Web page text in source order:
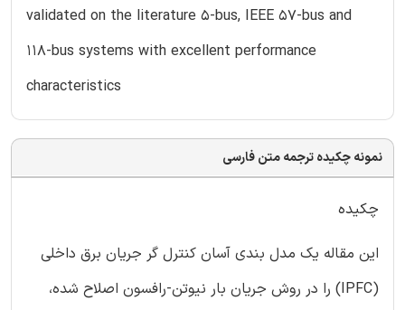
validated on the literature 5-bus, IEEE 57-bus and
118-bus systems with excellent performance
characteristics
نمونه چکیده ترجمه متن فارسی
چکیده
این مقاله یک مدل بندی آسان کنترل گر جریان برق داخلی
(IPFC) را در روش جریان بار نیوتن-رافسون اصلاح شده،